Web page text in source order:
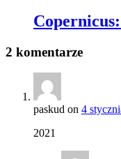
2 komentarze
paskud on 4
2021